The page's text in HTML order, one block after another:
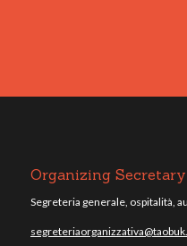
Organizing Secretary
Segreteria generale, ospitalità,